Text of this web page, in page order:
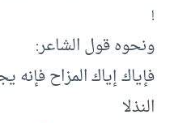
!
ونحوه قول الشاعر:
فإياك إياك المزاح
النذلا